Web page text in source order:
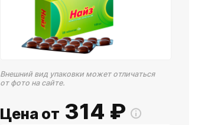
Внешний вид упаковки может отличаться
от фото на сайте.
Цена от 314 ₽